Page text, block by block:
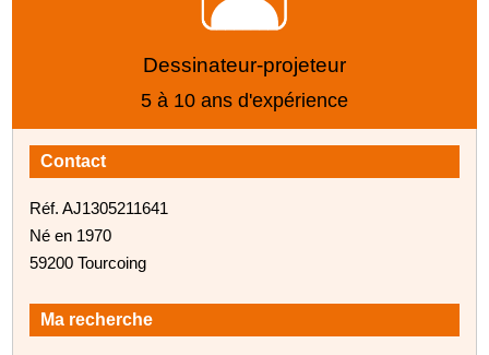
Dessinateur-projeteur
5 à 10 ans d'expérience
Contact
Réf. AJ1305211641
Né en 1970
59200 Tourcoing
Ma recherche